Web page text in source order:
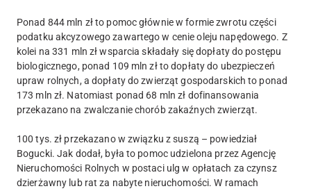
Ponad 844 mln zł to pomoc głównie w formie zwrotu części
podatku akcyzowego zawartego w cenie oleju napędowego. Z
kolei na 331 mln zł wsparcia składały się dopłaty do postępu
biologicznego, ponad 109 mln zł to dopłaty do ubezpieczeń
upraw rolnych, a dopłaty do zwierząt gospodarskich to ponad
173 mln zł. Natomiast ponad 68 mln zł dofinansowania
przekazano na zwalczanie chorób zakaźnych zwierząt.
100 tys. zł przekazano w związku z suszą – powiedział
Bogucki. Jak dodał, była to pomoc udzielona przez Agencję
Nieruchomości Rolnych w postaci ulg w opłatach za czynsz
dzierżawny lub rat za nabyte nieruchomości. W ramach